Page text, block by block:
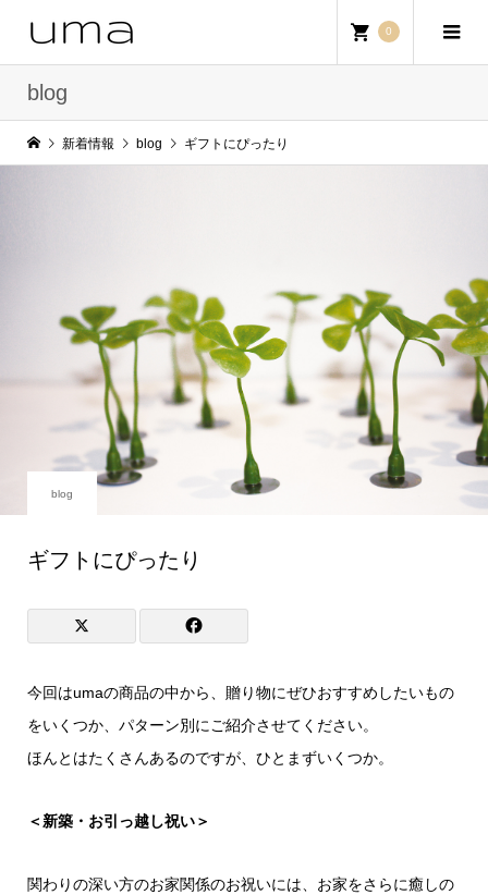
0
blog
新着情報 blog ギフトにぴったり
blog
ギフトにぴったり
今回はumaの商品の中から、贈り物にぜひおすすめしたいもの
をいくつか、パターン別にご紹介させてください。
ほんとはたくさんあるのですが、ひとまずいくつか。
＜新築・お引っ越し祝い＞
関わりの深い方のお家関係のお祝いには、お家をさらに癒しの